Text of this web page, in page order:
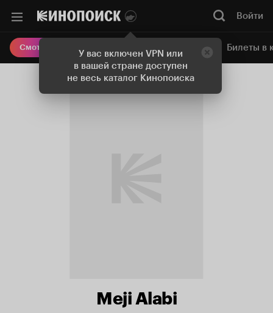
У вас включен VPN или
в вашей стране доступен
не весь каталог Кинопоиска
Войти
Смотреть кино Онлайн-кинотеатр Билеты в
Meji Alabi